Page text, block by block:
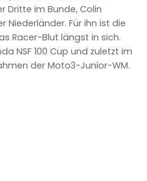
Dritte im Bunde, Colin
Niederländer. Für ihn ist die
Racer-Blut längst in sich.
NSF 100 Cup und zuletzt im
der Moto3-Junior-WM.